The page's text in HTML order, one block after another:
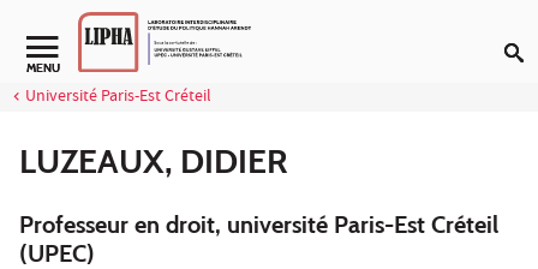
Aller au contenu
Navigation secondaire
MENU
Université Paris-Est Créteil
LUZEAUX, DIDIER
Professeur en droit, université Paris-Est Créteil
(UPEC)